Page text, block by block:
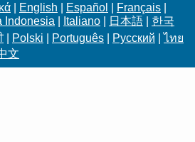
English Español Français
Indonesia Italiano 日本語
한국
| Polski Português Русский |ไทย
文